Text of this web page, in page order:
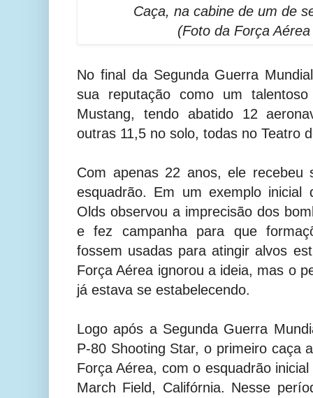
Caça, na cabine de um de
(Foto da Força
No final da Segunda Guerra
sua reputação como um
Mustang, tendo abatido 12
outras 11,5 no solo, todas no Teatro
Com apenas 22 anos, ele recebeu
esquadrão. Em um exemplo inicial
Olds observou a imprecisão dos
e fez campanha para que
fossem usadas para atingir alvos
Força Aérea ignorou a ideia, mas o
já estava se estabelecendo.
Logo após a Segunda Guerra
P-80 Shooting Star, o primeiro caça
Força Aérea, com o esquadrão
March Field, Califórnia. Nesse